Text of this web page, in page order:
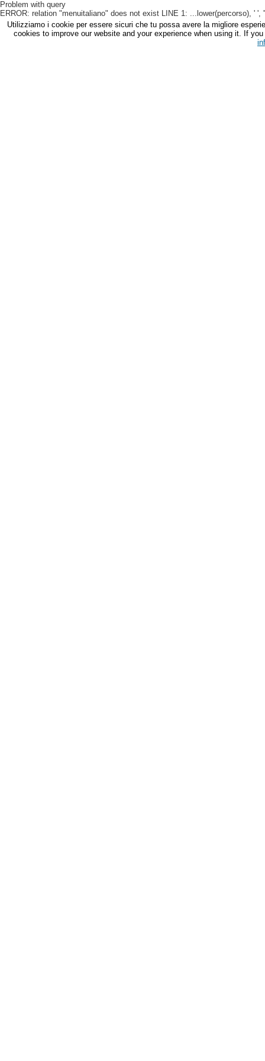
Problem with query
ERROR: relation "menuitaliano" does not exist LINE 1: ...lower(percorso), '
Utilizziamo i cookie per essere sicuri che tu possa avere la migliore
cookies to improve our website and your experience when using it. If